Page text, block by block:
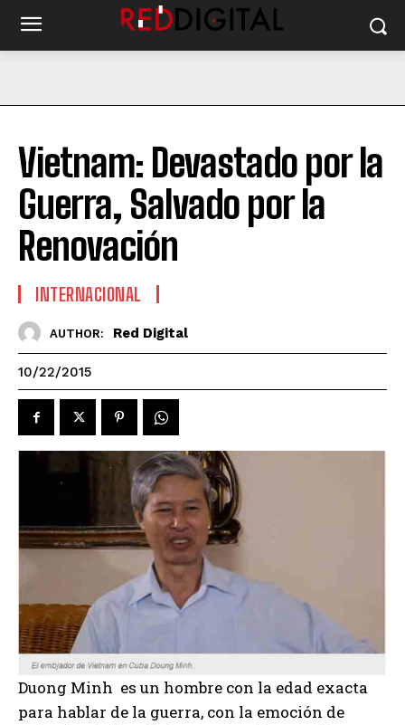
Vietnam: Devastado por la
Guerra, Salvado por la
Renovación
INTERNACIONAL
AUTHOR: Red Digital
10/22/2015
Duong Minh es un hombre con la edad exacta
para hablar de la guerra, con la emoción de